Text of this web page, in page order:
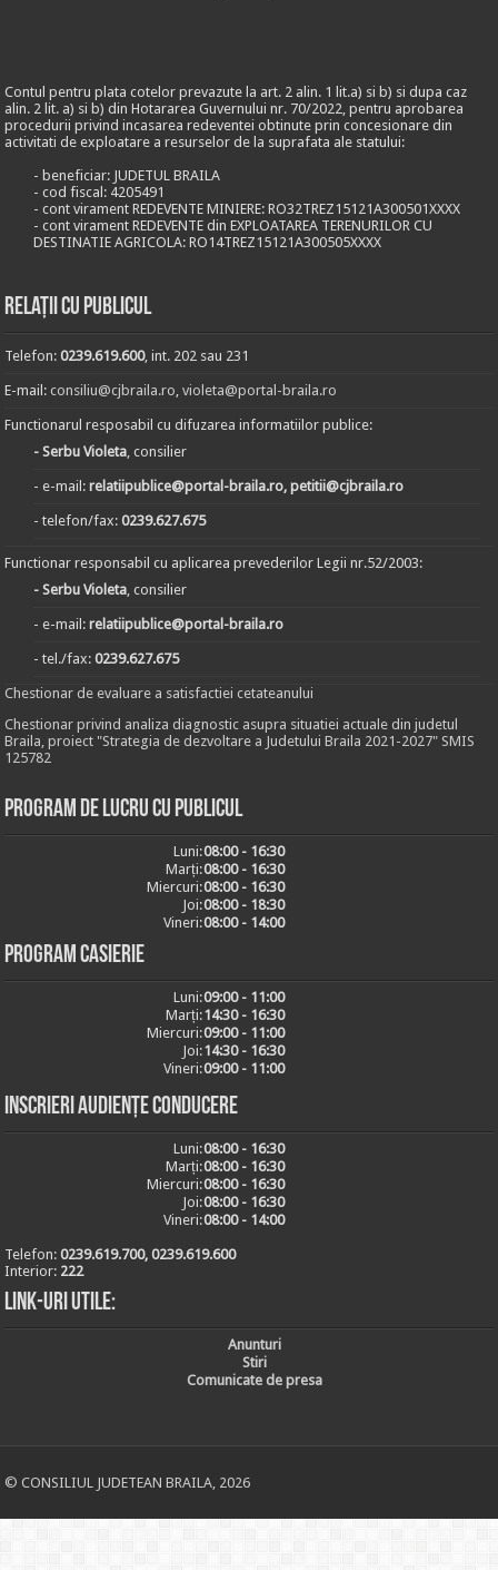
Contul pentru plata cotelor prevazute la art. 2 alin. 1 lit.a) si b) si dupa caz
alin. 2 lit. a) si b) din Hotararea Guvernului nr. 70/2022, pentru aprobarea
procedurii privind incasarea redeventei obtinute prin concesionare din
activitati de exploatare a resurselor de la suprafata ale statului:
- beneficiar: JUDETUL BRAILA
- cod fiscal: 4205491
- cont virament REDEVENTE MINIERE: RO32TREZ15121A300501XXXX
- cont virament REDEVENTE din EXPLOATAREA TERENURILOR CU
DESTINATIE AGRICOLA: RO14TREZ15121A300505XXXX
Relații cu publicul
Telefon:0239.619.600, int. 202 sau 231
E-mail:consiliu@cjbraila.ro,violeta@portal-braila.ro
Functionarul resposabil cu difuzarea informatiilor publice:
- Serbu Violeta, consilier
- e-mail:relatiipublice@portal-braila.ro, petitii@cjbraila.ro
- telefon/fax:0239.627.675
Functionar responsabil cu aplicarea prevederilor Legii nr.52/2003:
- Serbu Violeta, consilier
- e-mail:relatiipublice@portal-braila.ro
- tel./fax:0239.627.675
Chestionar de evaluare a satisfactiei cetateanului
Chestionar privind analiza diagnostic asupra situatiei actuale din judetul
Braila, proiect "Strategia de dezvoltare a Judetului Braila 2021-2027" SMIS
125782
Program de lucru cu publicul
Luni:08:00 - 16:30
Marți:08:00 - 16:30
Miercuri:08:00 - 16:30
Joi:08:00 - 18:30
Vineri:08:00 - 14:00
Program casierie
Luni:09:00 - 11:00
Marți:14:30 - 16:30
Miercuri:09:00 - 11:00
Joi:14:30 - 16:30
Vineri:09:00 - 11:00
Inscrieri audiențe conducere
Luni:08:00 - 16:30
Marți:08:00 - 16:30
Miercuri:08:00 - 16:30
Joi:08:00 - 16:30
Vineri:08:00 - 14:00
Telefon:0239.619.700, 0239.619.600
Interior: 222
Link-uri utile:
Anunturi
Stiri
Comunicate de presa
© CONSILIUL JUDETEAN BRAILA, 2026